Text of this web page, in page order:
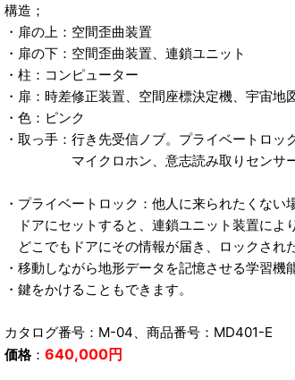
構造；
・扉の上：空間歪曲装置
・扉の下：空間歪曲装置、連鎖ユニット
・柱：コンピューター
・扉：時差修正装置、空間座標決定機、宇宙地
・色：ピンク
・取っ手：行き先受信ノブ。プライベートロッ
マイクロホン、意志読み取りセンサー、
・プライベートロック：他人に来られたくない
ドアにセットすると、連鎖ユニット装置によ
どこでもドアにその情報が届き、ロックされ
・移動しながら地形データを記憶させる学習機
・鍵をかけることもできます。
カタログ番号：M-04、商品番号：MD401-E
価格： 640,000円